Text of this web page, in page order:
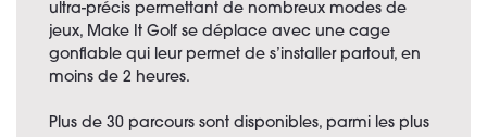
ultra-précis permettant de nombreux modes de
jeux, Make It Golf se déplace avec une cage
gonflable qui leur permet de s’installer partout, en
moins de 2 heures.
Plus de 30 parcours sont disponibles, parmi les plus